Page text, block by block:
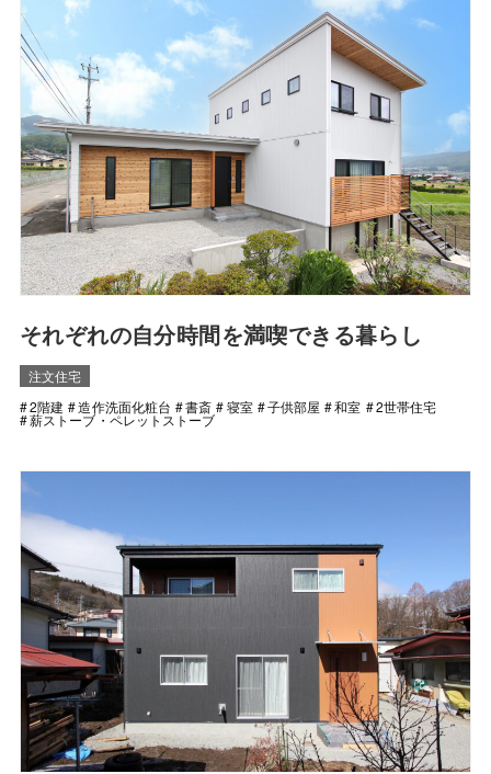
それぞれの自分時間を満喫できる暮らし
注文住宅
2階建
造作洗面化粧台 書斎 寝室 子供部屋 和室 2世帯住宅
薪ストーブ・ペレットストーブ